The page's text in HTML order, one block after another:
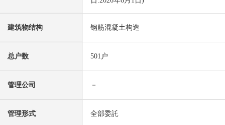
建筑物结构 钢筋混凝土构造
总户数 501户
管理公司 －
管理形式 全部委託